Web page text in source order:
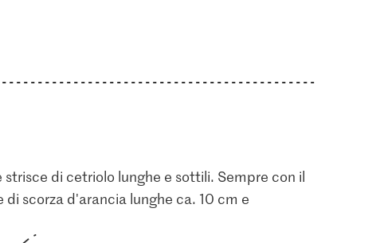
di cetriolo lunghe e sottili. Sempre con il
scorza d'arancia lunghe ca. 10 cm e